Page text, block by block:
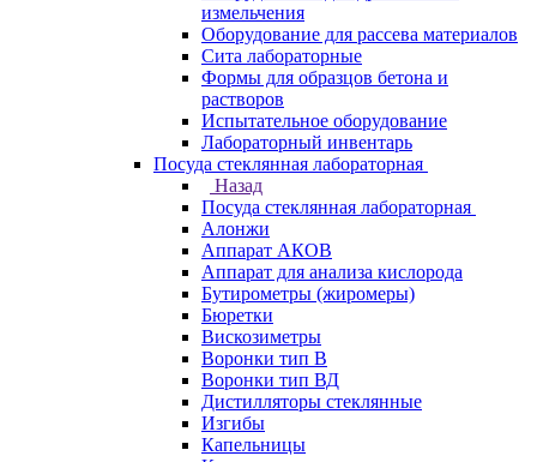
измельчения
Оборудование для рассева материалов
Сита лабораторные
Формы для образцов бетона и
растворов
Испытательное оборудование
Лабораторный инвентарь
Посуда стеклянная лабораторная
Назад
Посуда стеклянная лабораторная
Алонжи
Аппарат АКОВ
Аппарат для анализа кислорода
Бутирометры (жиромеры)
Бюретки
Вискозиметры
Воронки тип В
Воронки тип ВД
Дистилляторы стеклянные
Изгибы
Капельницы